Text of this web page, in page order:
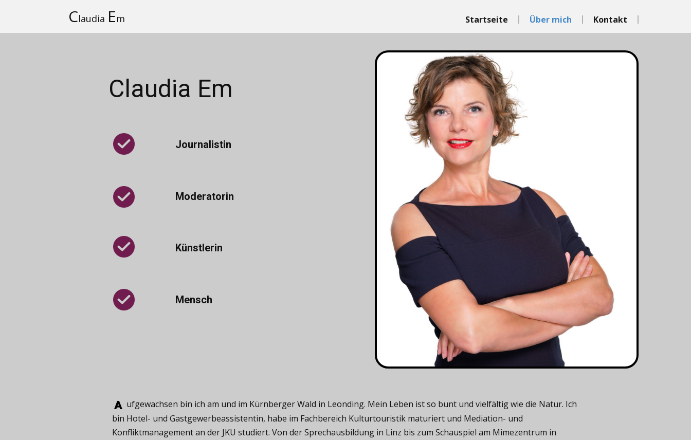
Claudia Em Startseite Über mich Kontakt
Claudia Em
Journalistin
Moderatorin
Künstlerin
Mensch
ufgewachsen ​bin ich am und im Kürnberger Wald in Leonding. Mein Leben ist so bunt und vielfältig wie die Natur. Ich
bin Hotel- und Gastgewerbeassistentin, habe im Fachbereich Kulturtouristik maturiert und Mediation- und
Konfliktmanagement an der JKU studiert. Von der Sprechausbildung in Linz bis zum Schauspiel am Mimezentrum in